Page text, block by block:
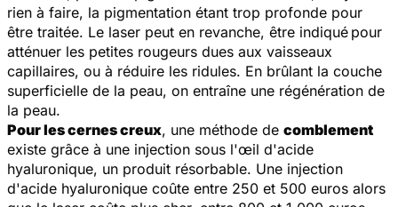
rien à faire, la pigmentation étant trop profonde pour
être traitée. Le laser peut en revanche, être indiqué pour
atténuer les petites rougeurs dues aux vaisseaux
capillaires, ou à réduire les ridules. En brûlant la couche
superficielle de la peau, on entraîne une régénération de
la peau.
Pour les cernes creux, une méthode de comblement
existe grâce à une injection sous l'œil d'acide
hyaluronique, un produit résorbable. Une injection
d'acide hyaluronique coûte entre 250 et 500 euros alors